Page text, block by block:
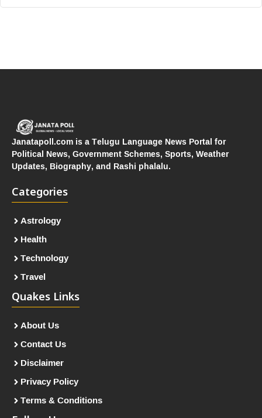
Janatapoll.com is a Telugu Language News Portal for
Political News, Government Schemes, Sports, Weather
Updates, Biography, and Rashi phalalu.
Categories
Astrology
Health
Technology
Travel
Quakes Links
About Us
Contact Us
Disclaimer
Privacy Policy
Terms & Conditions